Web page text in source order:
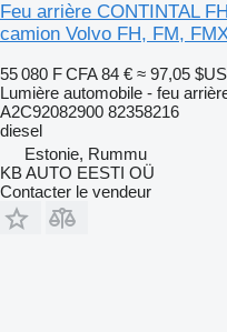
Feu arrière CONTINTAL
camion Volvo FH, FM,
55 080 F CFA 84 € ≈ 97,05 $US
Lumière automobile - feu
A2C92082900 82358216
diesel
Estonie, Rummu
KB AUTO EESTI OÜ
Contacter le vendeur